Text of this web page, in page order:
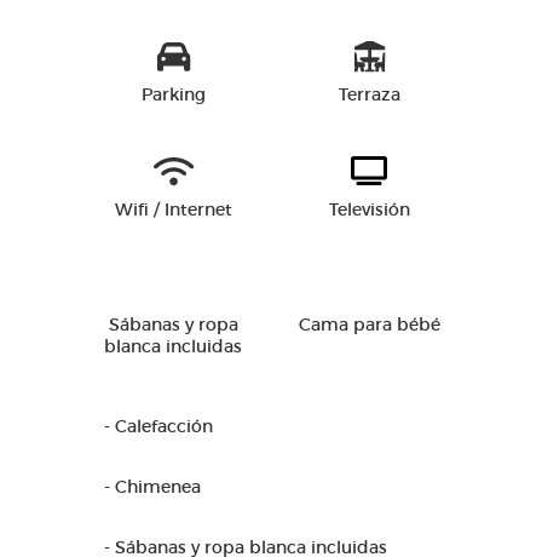
Parking Terraza
Wifi / Internet Televisión
Sábanas y ropa
blanca incluidas
Cama para bébé
- Calefacción
- Chimenea
- Sábanas y ropa blanca incluidas